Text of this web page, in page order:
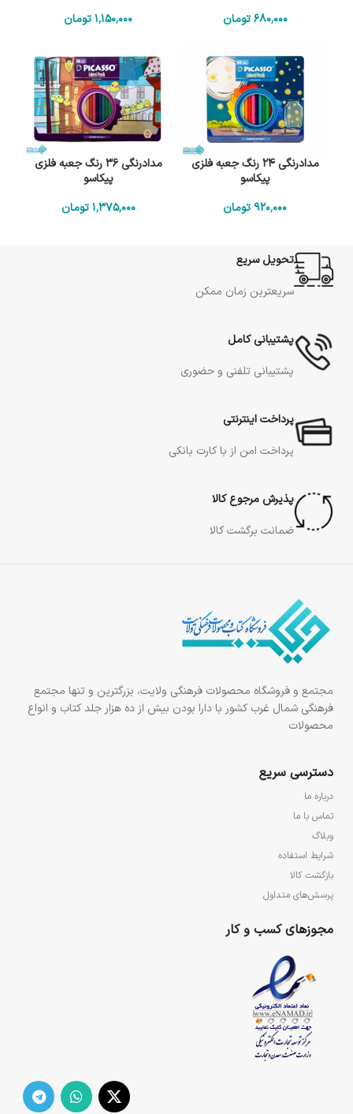
680٬000 تومان
1٬150٬000تومان
مدادرنگی 24 رنگ جعبه فلزی
پیکاسو
920٬000تومان
مدادرنگی 36 رنگ جعبه فلزی
پیکاسو
1٬375٬000 تومان
تحویل سریع
سریعترین زمان ممکن
پشتیبانی کامل
پشتیبانی تلفنی و حضوری
پرداخت اینترنتی
پرداخت امن از با کارت بانکی
پذیرش مرجوع کالا
ضمانت برگشت کالا
مجتمع و فروشگاه محصولات فرهنگی ولایت، بزرگترین و تنها مجتمع
فرهنگی شمال غرب کشور با دارا بودن بیش از ده هزار جلد کتاب و انواع
محصولات
دسترسی سریع
درباره ما
تماس با ما
وبلاگ
شرایط استفاده
بازگشت کالا
پرسش‌های متداول
مجوزهای کسب و کار